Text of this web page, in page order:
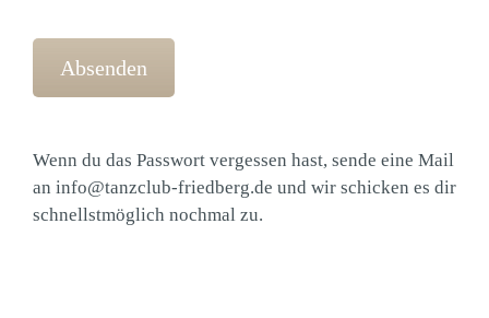
Wenn du das Passwort vergessen hast, sende eine Mail
an info@tanzclub-friedberg.de und wir schicken es dir
schnellstmöglich nochmal zu.